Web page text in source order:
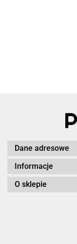
Dane adresowe
Informacje
O sklepie